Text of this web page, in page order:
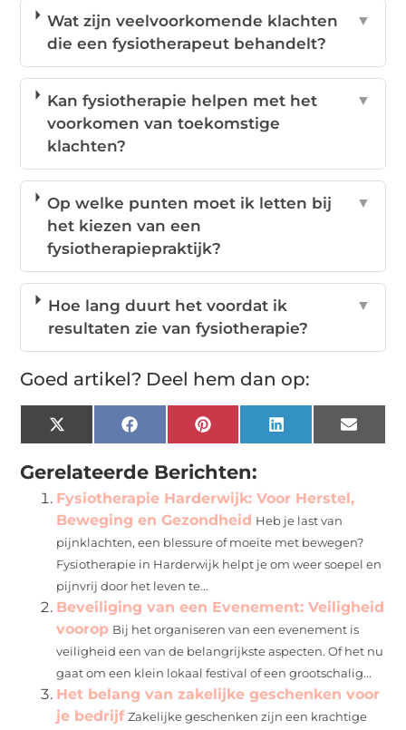
Wat zijn veelvoorkomende klachten
die een fysiotherapeut behandelt?
▼
Kan fysiotherapie helpen met het
voorkomen van toekomstige
klachten?
▼
Op welke punten moet ik letten bij
het kiezen van een
fysiotherapiepraktijk?
▼
Hoe lang duurt het voordat ik
resultaten zie van fysiotherapie?
▼
Goed artikel? Deel hem dan op:
X
(Twitter)
FacebookPinterest LinkedIn Email
Gerelateerde Berichten:
Fysiotherapie Harderwijk: Voor Herstel,
Beweging en Gezondheid Heb je last van
pijnklachten, een blessure of moeite met bewegen?
Fysiotherapie in Harderwijk helpt je om weer soepel en
pijnvrij door het leven te...
Beveiliging van een Evenement: Veiligheid
voorop Bij het organiseren van een evenement is
veiligheid een van de belangrijkste aspecten. Of het nu
gaat om een klein lokaal festival of een grootschalig...
Het belang van zakelijke geschenken voor
je bedrijf Zakelijke geschenken zijn een krachtige